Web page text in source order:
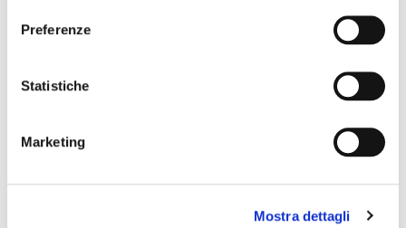
Preferenze
Statistiche
Marketing
Mostra dettagli
details aus kunstleder
mit kunstlederklappe black